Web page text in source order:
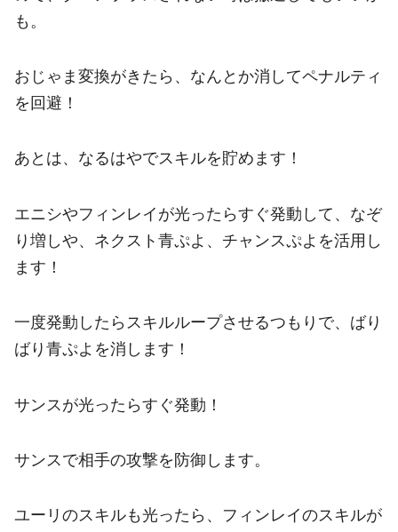
も。
おじゃま変換がきたら、なんとか消してペナルティ
を回避！
あとは、なるはやでスキルを貯めます！
エニシやフィンレイが光ったらすぐ発動して、なぞ
り増しや、ネクスト青ぷよ、チャンスぷよを活用し
ます！
一度発動したらスキルループさせるつもりで、ばり
ばり青ぷよを消します！
サンスが光ったらすぐ発動！
サンスで相手の攻撃を防御します。
ユーリのスキルも光ったら、フィンレイのスキルが